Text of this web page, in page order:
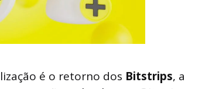
é o retorno dos Bitstrips, a